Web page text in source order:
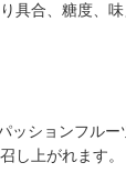
具合、糖度、
ションフルー
し上がれます。